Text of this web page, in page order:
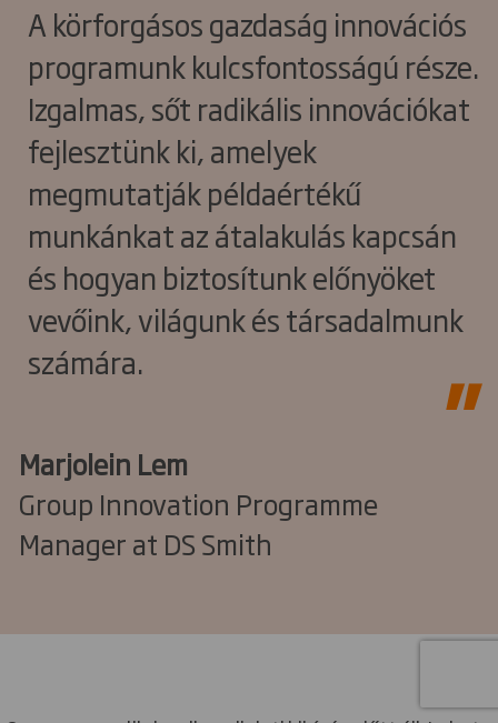
A körforgásos gazdaság innovációs
programunk kulcsfontosságú része.
Izgalmas, sőt radikális innovációkat
fejlesztünk ki, amelyek
megmutatják példaértékű
munkánkat az átalakulás kapcsán
és hogyan biztosítunk előnyöket
vevőink, világunk és társadalmunk
számára.
Marjolein Lem
Group Innovation Programme
Manager at DS Smith